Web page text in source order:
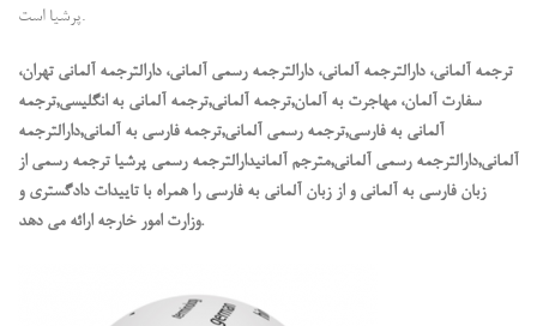
پرشیا است.
ترجمه آلمانی، دارالترجمه آلمانی، دارالترجمه رسمی آلمانی، دارالترجمه آلمانی تهران،
سفارت آلمان، مهاجرت به آلمان,ترجمه آلمانی,ترجمه آلمانی به انگلیسی,ترجمه
آلمانی به فارسی,ترجمه رسمی آلمانی,ترجمه فارسی به آلمانی,دارالترجمه
آلمانی,دارالترجمه رسمی آلمانی,مترجم آلمانیدارالترجمه رسمی پرشیا ترجمه رسمی از
زبان فارسی به آلمانی و از زبان آلمانی به فارسی را همراه با تاییدات دادگستری و
وزارت امور خارجه ارائه می دهد.